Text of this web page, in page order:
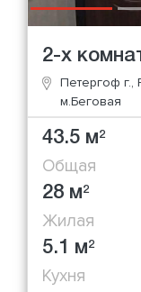
2-х
Петергоф г.,
м.Беговая
43.5 м2
Общая
28 м2
Жилая
5.1 м2
Кухня